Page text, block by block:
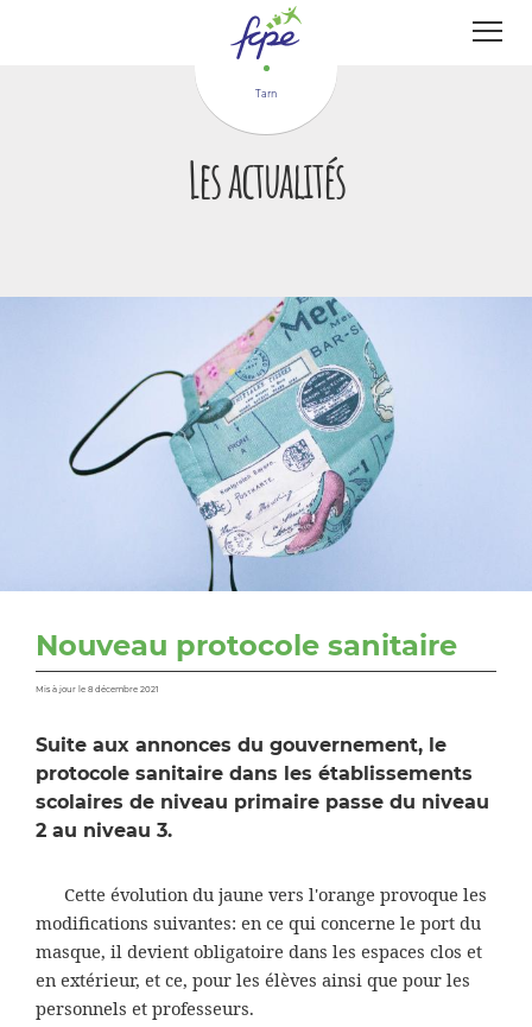
Tarn
Les actualités
Nouveau protocole sanitaire
Mis à jour le 8 décembre 2021
Suite aux annonces du gouvernement, le
protocole sanitaire dans les établissements
scolaires de niveau primaire passe du niveau
2 au niveau 3.
Cette évolution du jaune vers l'orange provoque les
modifications suivantes: en ce qui concerne le port du
masque, il devient obligatoire dans les espaces clos et
en extérieur, et ce, pour les élèves ainsi que pour les
personnels et professeurs.
Panneau de gestion des cookies